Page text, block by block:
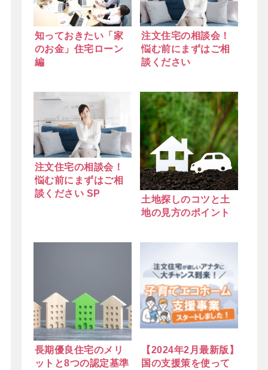
知っておきたい「家
のお金」住宅ローン
編
注文住宅の相談会！
悩む前にまずはご相
談ください
注文住宅の相談会！
悩む前にまずはご相
談ください SP
土地探しのコツと土
地の見方のポイント
長期優良住宅のメリ
ットと8つの認定基準
【2024年2月最新版】
国の支援策を使って